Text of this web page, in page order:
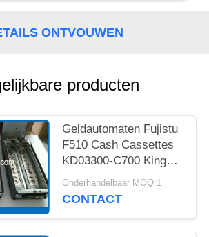
ONTVOUWEN
producten
Geldautomaten Fujistu
F510 Cash Cassettes
KD03300-C700 King
Teller Cash Cassette
Onderhandelbaar MOQ:1
CONTACT